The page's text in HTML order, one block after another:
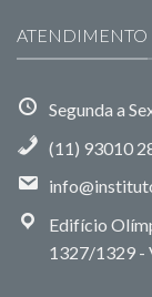
ATENDIMENTO
Segunda a
(11) 93010
Edifício
1327/1329 -